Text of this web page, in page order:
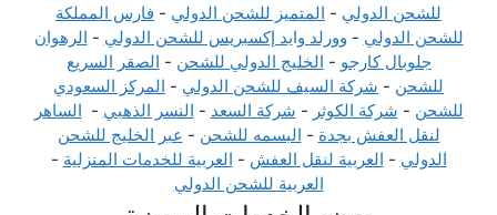
للشحن الدولي - المتميز للشحن الدولي - فارس المملكة
للشحن الدولي - وورلد وايد إكسبريس للشحن الدولي - الرهوان
جلوبال كارجو - الخليج الدولي للشحن - الصقر السريع
للشحن - شركة السيف للشحن الدولي - المركز السعودي
للشحن - شركة الكوثر - شركة السعد - النسر الذهبي - الساهر
لنقل العفش بجدة - البسمه للشحن - عبر الخليج للشحن
الدولي - العربية لنقل العفش - العربية للخدمات المنزلية -
العربية للشحن الدولي